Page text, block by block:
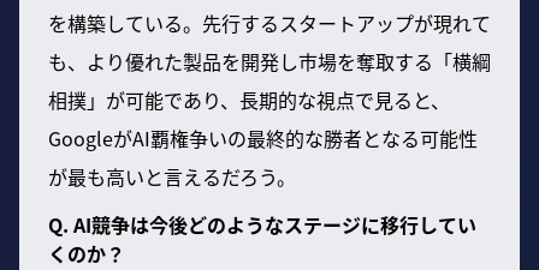
を構築している。先行するスタートアップが現れて
も、より優れた製品を開発し市場を奪取する「横綱
相撲」が可能であり、長期的な視点で見ると、
GoogleがAI覇権争いの最終的な勝者となる可能性
が最も高いと言えるだろう。
Q. AI競争は今後どのようなステージに移行してい
くのか？